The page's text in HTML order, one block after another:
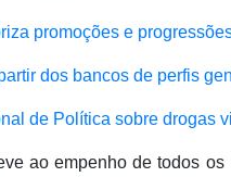
promoções e
dos bancos de perfis
de Política sobre drogas
ao empenho de todos